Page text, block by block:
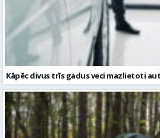
Kāpēc divus trīs gadus veci mazlietoti